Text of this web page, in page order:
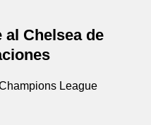
Chelsea de